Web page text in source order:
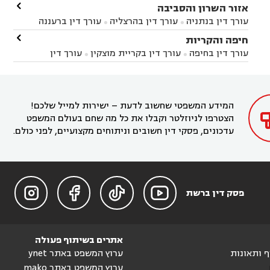
עורך דין בניר הבנים עורך דין בערד
זיקים
עורך דין בנתיבות עורך דין בקרית מלאכי
אזור השרון והסביבה
עורך דין בנתניה  עורך דין בהרצליה  עורך דין ברעננה
עורך דין בחדרה עורך דין בכפר סבא
עורך דין בהוד
השרון
עורך דין באבן יהודה
עורך דין בחריש עורך דין בקיסריה עורך דין בקדימה

חיפה והקריות
עורך דין בחיפה  עורך דין בקריית מוצקין 
עורך דין
בקרית מוצקין
עורך דין בקריית אתא
עורך דין

המידע המשפטי שחשוב לדעת – ישירות למייל שלכם!
הצטרפו לניוזלטר וקבלו את כל מה שחם בעולם המשפט
עדכונים, פסקי דין חשובים וניתוחים מקצועיים, לפני כולם.
פסק דין ברשת 



ותאונות
אתרים בשיתוף פעולה
ערוץ המשפט באתר ynet